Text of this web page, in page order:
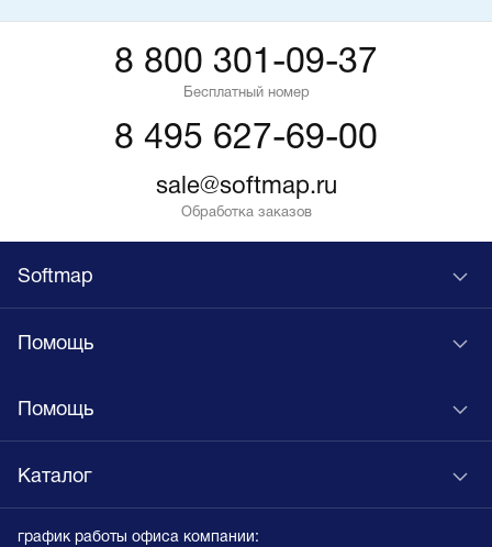
8 800 301-09-37
Бесплатный номер
8 495 627-69-00
sale@softmap.ru
Обработка заказов
Softmap
Помощь
Помощь
Каталог
график работы офиса компании: